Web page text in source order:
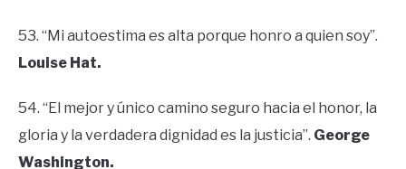
53. “Mi autoestima es alta porque honro a quien soy”.
Louise Hat.
54. “El mejor y único camino seguro hacia el honor, la
gloria y la verdadera dignidad es la justicia”. George
Washington.